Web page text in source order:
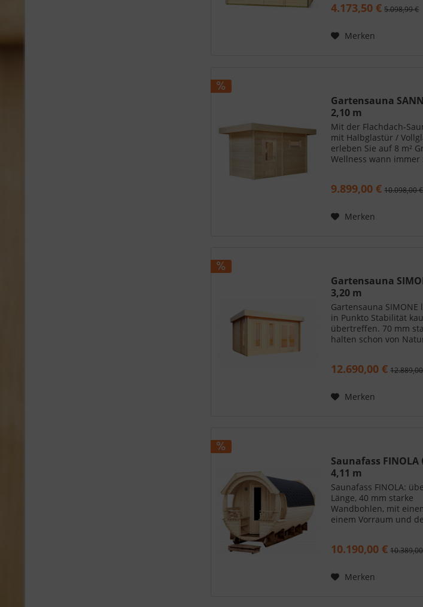
4.173,50 € 5.098,99 €
Merken
Gartensauna
2,10 m
Mit der Flachdach-
mit Halbglastür /
erleben Sie auf 8 m²
Wellness wann immer
Vollglastür lädt zum
9.899,00 € 10.098,00 €
Merken
Gartensauna
3,20 m
Gartensauna SIMONE
in Punkto Stabilität
übertreffen. 70 mm
halten schon von
bringen wohltuendes
12.690,00 €
Merken
Saunafass FINOLA
4,11 m
Saunafass FINOLA:
Länge, 40 mm starke
Wandbohlen, mit
einem Vorraum und
Sie Zeit und Lust
Saunafass im...
10.190,00 €
Merken